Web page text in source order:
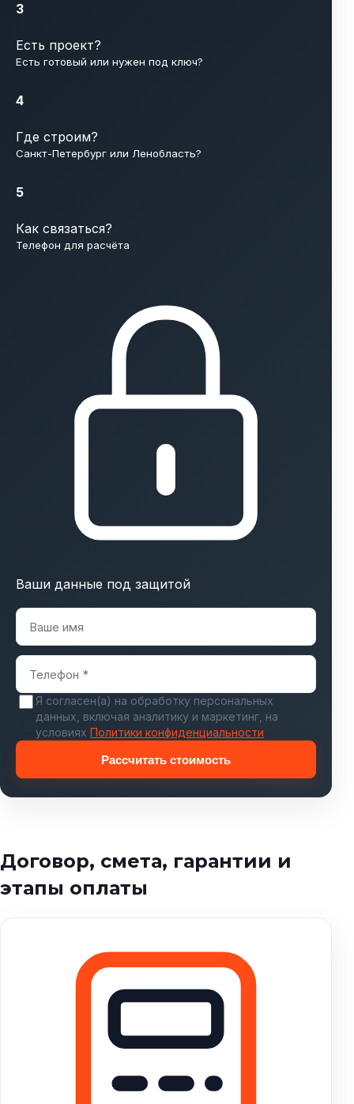
3
Есть проект?
Есть готовый или нужен под ключ?
4
Где строим?
Санкт-Петербург или Ленобласть?
5
Как связаться?
Телефон для расчёта
Ваши данные под защитой
Я согласен(а) на обработку персональных
данных, включая аналитику и маркетинг, на
условиях Политики конфиденциальности
Рассчитать стоимость
Договор, смета, гарантии и
этапы оплаты